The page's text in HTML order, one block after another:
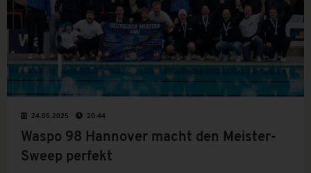
24.05.2025 20:44
Waspo 98 Hannover macht den Meister-
Sweep perfekt